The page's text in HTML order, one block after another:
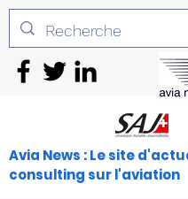
Avia News : Le site
consulting sur l'aviation